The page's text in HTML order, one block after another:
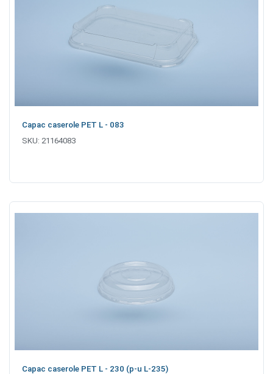
Capac caserole PET L - 083
SKU: 21164083
Capac caserole PET L - 230 (p-u L-235)